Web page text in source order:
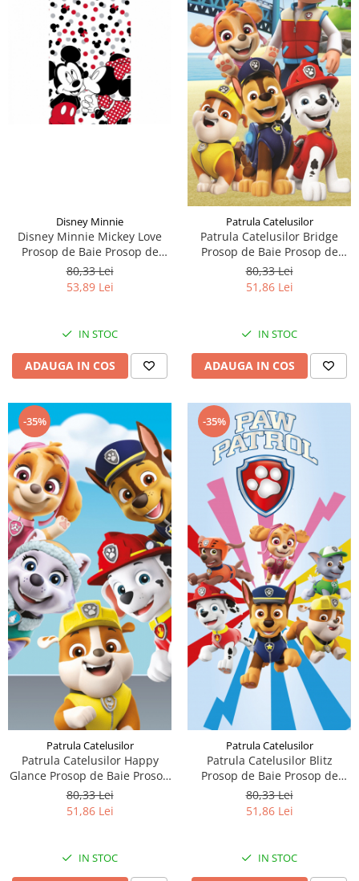
Disney Minnie
Disney Minnie Mickey Love
Prosop de Baie Prosop de
Plaja 70x140cm
80,33 Lei
53,89 Lei
IN STOC
ADAUGA IN COS
Patrula Catelusilor
Patrula Catelusilor Bridge
Prosop de Baie Prosop de
Plaja 70x140cm
80,33 Lei
51,86 Lei
IN STOC
ADAUGA IN COS
-35%
Patrula Catelusilor
Patrula Catelusilor Happy
Glance Prosop de Baie Prosop
de Plaja 70x140cm
80,33 Lei
51,86 Lei
IN STOC
-35%
Patrula Catelusilor
Patrula Catelusilor Blitz
Prosop de Baie Prosop de
Plaja 70x140cm
80,33 Lei
51,86 Lei
IN STOC